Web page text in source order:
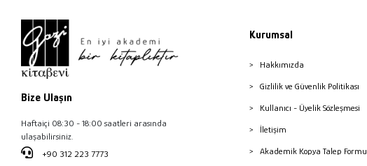
Bize Ulaşın
Haftaiçi 08:30 - 18:00 saatleri arasında
ulaşabilirsiniz.
+90 312 223 7773
Kurumsal
Hakkımızda
Gizlilik ve Güvenlik Politikası
Kullanıcı - Üyelik Sözleşmesi
İletişim
Akademik Kopya Talep Formu